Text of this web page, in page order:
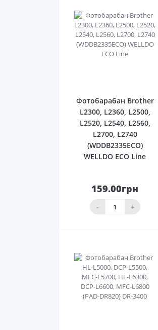
Фотобарабан Brother
L2300, L2360, L2500,
L2520, L2540, L2560,
L2700, L2740
(WDDB2335ECO)
WELLDO ECO Line
159.00грн
- +
До
кошика